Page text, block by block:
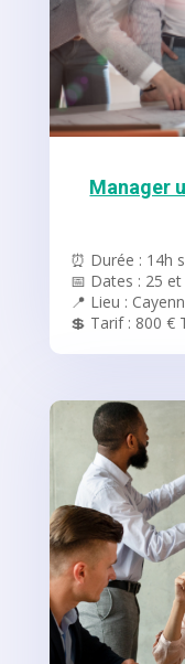
Manager
⏰ Durée : 14h
📅 Dates : 25
📍 Lieu :
💲 Tarif : 800 €